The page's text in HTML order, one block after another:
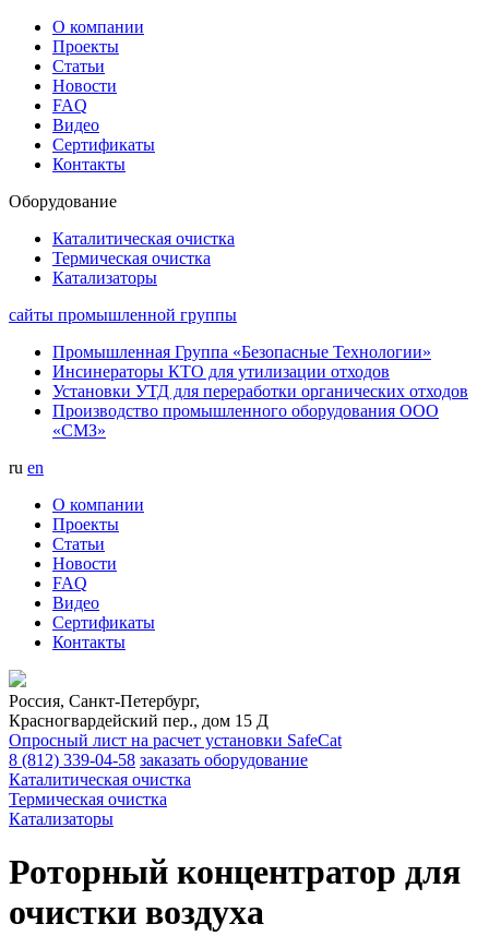
О компании
Проекты
Статьи
Новости
FAQ
Видео
Сертификаты
Контакты
Оборудование
Каталитическая очистка
Термическая очистка
Катализаторы
сайты промышленной группы
Промышленная Группа «Безопасные Технологии»
Инсинераторы КТО для утилизации отходов
Установки УТД для переработки органических отходов
Производство промышленного оборудования ООО
«СМЗ»
ru en
О компании
Проекты
Статьи
Новости
FAQ
Видео
Сертификаты
Контакты
Россия, Санкт-Петербург,
Красногвардейский пер., дом 15 Д
Опросный лист на расчет установки SafeCat
8 (812) 339-04-58 заказать оборудование
Каталитическая очистка
Термическая очистка
Катализаторы
Роторный концентратор для
очистки воздуха